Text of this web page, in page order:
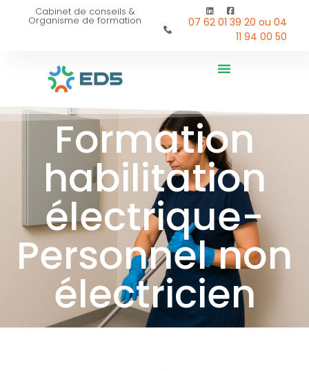
Cabinet de conseils &
Organisme de formation
07 62 01 39 20 ou 04
11 94 00 50
Formation
habilitation
électrique-
Personnel non
électricien